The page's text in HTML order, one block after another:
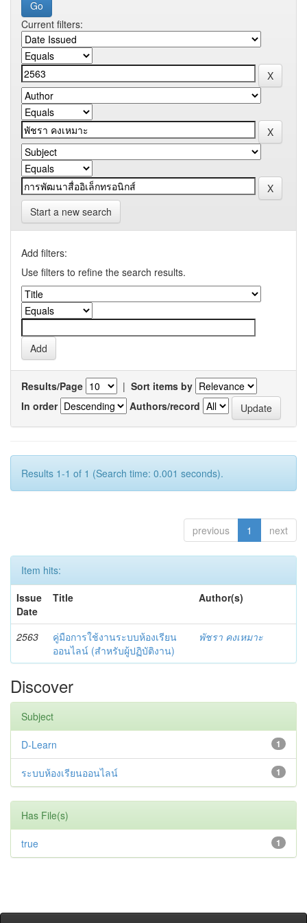
Current filters:
Start a new search
Add filters:
Use filters to refine the search results.
Results/Page | Sort items by
In order
Authors/record
Results 1-1 of 1 (Search time: 0.001 seconds).
previous 1 next
Item hits:
Issue
Date
Title Author(s)
2563
คู่มือการใช้งานระบบห้องเรียน
ออนไลน์ (สำหรับผู้ปฏิบัติงาน)
พัชรา คงเหมาะ
Discover
Subject
1
D-Learn
1
ระบบห้องเรียนออนไลน์
Has File(s)
1
true